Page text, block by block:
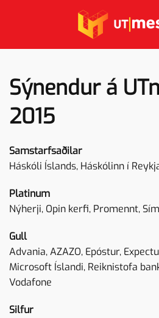
Skip to main content
Sýnendur á
2015
Samstarfsaðilar
Háskóli Íslands, Háskólinn í
Platinum
Nýherji, Opin kerfi, Promennt,
Gull
Advania, AZAZO, Epóstur,
Microsoft Íslandi, Reiknistofa
Vodafone
Silfur